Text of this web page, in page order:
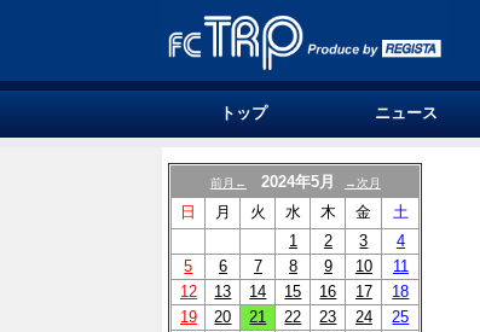
トップ ニュース
前月← 2024年5月 →次月
日 月 火 水 木 金
土
1
2 3
4
5
6 7 8 9 10
11
12
13 14 15 16 17
18
19
20 21 22 23 24
25